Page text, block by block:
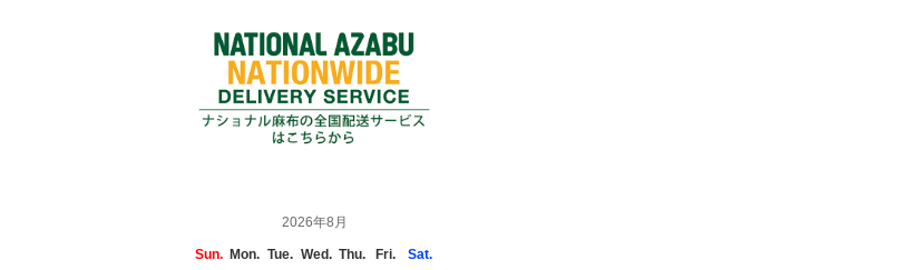
2026年8月
Sun. Mon. Tue. Wed. Thu. Fri.
Sat.